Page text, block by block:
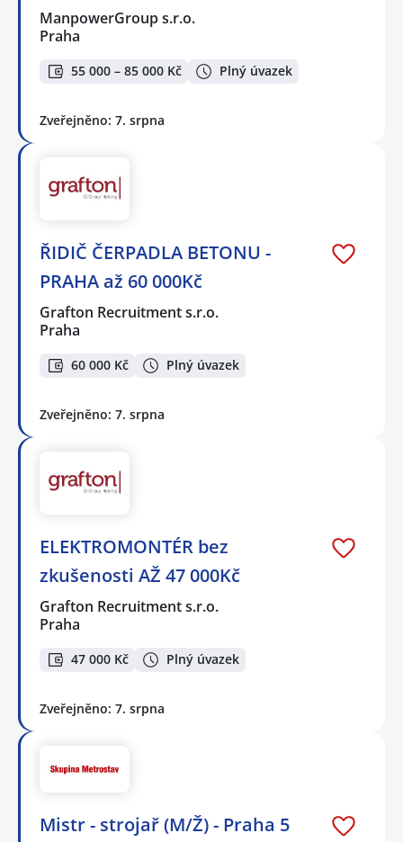
ManpowerGroup s.r.o.
Praha
55 000 – 85 000 Kč Plný úvazek
Zveřejněno: 7. srpna
ŘIDIČ ČERPADLA BETONU -
PRAHA až 60 000Kč
Grafton Recruitment s.r.o.
Praha
60 000 Kč Plný úvazek
Zveřejněno: 7. srpna
ELEKTROMONTÉR bez
zkušenosti AŽ 47 000Kč
Grafton Recruitment s.r.o.
Praha
47 000 Kč Plný úvazek
Zveřejněno: 7. srpna
Mistr - strojař (M/Ž) - Praha 5